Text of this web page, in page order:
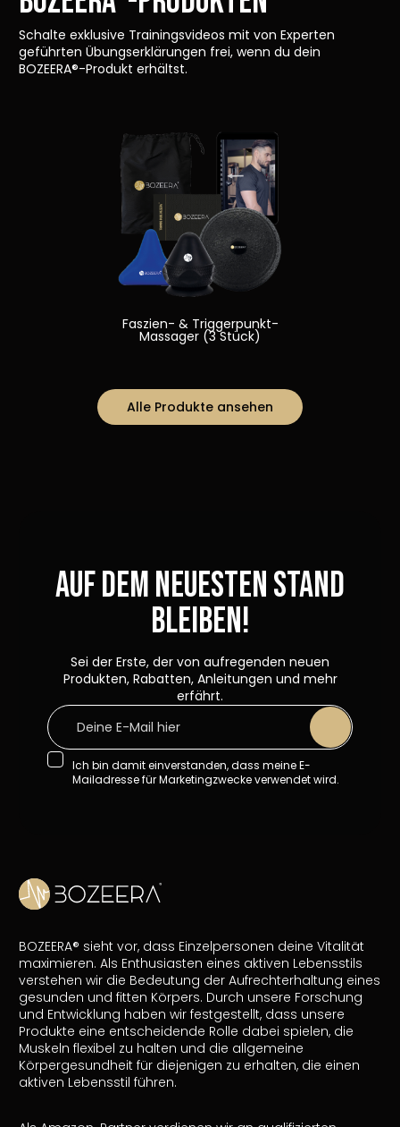
Schalte exklusive Trainingsvideos mit von Experten
geführten Übungserklärungen frei, wenn du dein
BOZEERA®-Produkt erhältst.
Faszien- & Triggerpunkt-
Massager (3 Stück)
Alle Produkte ansehen
Auf dem neuesten Stand
bleiben!
Ich bin damit einverstanden, dass meine E-
Mailadresse für Marketingzwecke verwendet wird.
Sei der Erste, der von aufregenden neuen
Produkten, Rabatten, Anleitungen und mehr
erfährt.
BOZEERA® sieht vor, dass Einzelpersonen deine Vitalität
maximieren. Als Enthusiasten eines aktiven Lebensstils
verstehen wir die Bedeutung der Aufrechterhaltung eines
gesunden und fitten Körpers. Durch unsere Forschung
und Entwicklung haben wir festgestellt, dass unsere
Produkte eine entscheidende Rolle dabei spielen, die
Muskeln flexibel zu halten und die allgemeine
Körpergesundheit für diejenigen zu erhalten, die einen
aktiven Lebensstil führen.